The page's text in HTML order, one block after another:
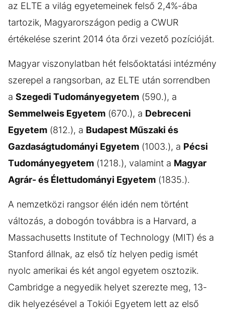
az ELTE a világ egyetemeinek felső 2,4%-ába
tartozik, Magyarországon pedig a CWUR
értékelése szerint 2014 óta őrzi vezető pozícióját.
Magyar viszonylatban hét felsőoktatási intézmény
szerepel a rangsorban, az ELTE után sorrendben
a Szegedi Tudományegyetem (590.), a
Semmelweis Egyetem (670.), a Debreceni
Egyetem (812.), a Budapest Műszaki és
Gazdaságtudományi Egyetem (1003.), a Pécsi
Tudományegyetem (1218.), valamint a Magyar
Agrár- és Élettudományi Egyetem (1835.).
A nemzetközi rangsor élén idén nem történt
változás, a dobogón továbbra is a Harvard, a
Massachusetts Institute of Technology (MIT) és a
Stanford állnak, az első tíz helyen pedig ismét
nyolc amerikai és két angol egyetem osztozik.
Cambridge a negyedik helyet szerezte meg, 13-
dik helyezésével a Tokiói Egyetem lett az első